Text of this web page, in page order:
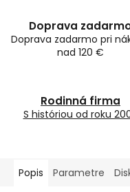
Doprava
Doprava zadarmo pri
nad 120 €
Rodinná firma
S históriou od roku
Popis Parametre